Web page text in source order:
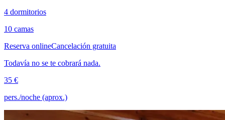
4 dormitorios
10 camas
Reserva onlineCancelación gratuita
Todavía no se te cobrará nada.
35 €
pers./noche (aprox.)